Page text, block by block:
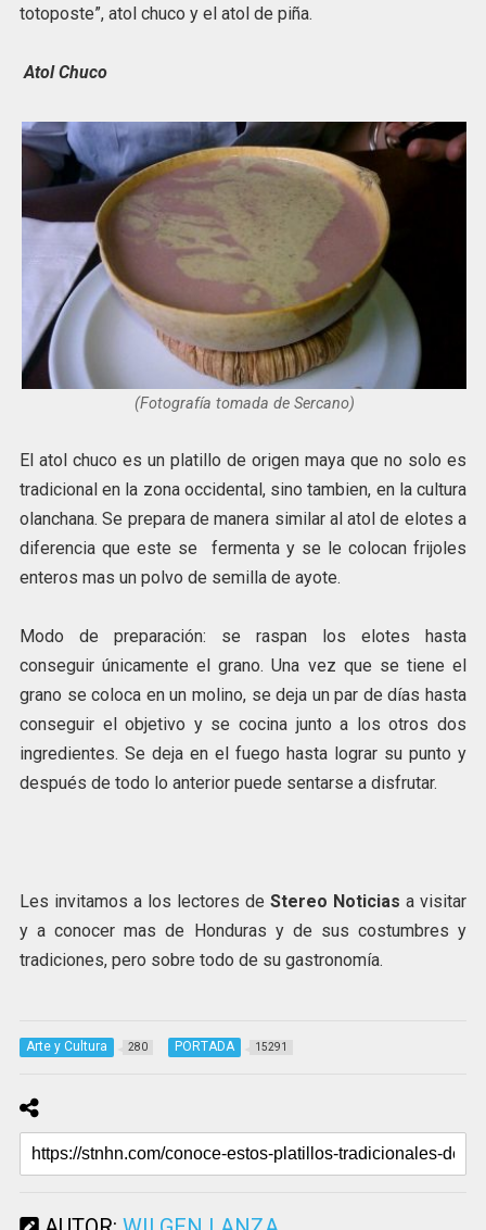
totoposte”, atol chuco y el atol de piña.
Atol Chuco
(Fotografía tomada de Sercano)
El atol chuco es un platillo de origen maya que no solo es
tradicional en la zona occidental, sino tambien, en la cultura
olanchana. Se prepara de manera similar al atol de elotes a
diferencia que este se fermenta y se le colocan frijoles
enteros mas un polvo de semilla de ayote.
Modo de preparación: se raspan los elotes hasta
conseguir únicamente el grano. Una vez que se tiene el
grano se coloca en un molino, se deja un par de días hasta
conseguir el objetivo y se cocina junto a los otros dos
ingredientes. Se deja en el fuego hasta lograr su punto y
después de todo lo anterior puede sentarse a disfrutar.
Les invitamos a los lectores deStereo Noticias a visitar
y a conocer mas de Honduras y de sus costumbres y
tradiciones, pero sobre todo de su gastronomía.
Arte y Cultura 280 PORTADA 15291